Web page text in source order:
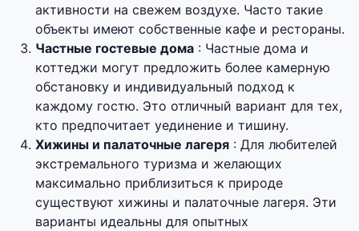
активности на свежем воздухе. Часто такие
объекты имеют собственные кафе и рестораны.
Частные гостевые дома : Частные дома и
коттеджи могут предложить более камерную
обстановку и индивидуальный подход к
каждому гостю. Это отличный вариант для тех,
кто предпочитает уединение и тишину.
Хижины и палаточные лагеря : Для любителей
экстремального туризма и желающих
максимально приблизиться к природе
существуют хижины и палаточные лагеря. Эти
варианты идеальны для опытных